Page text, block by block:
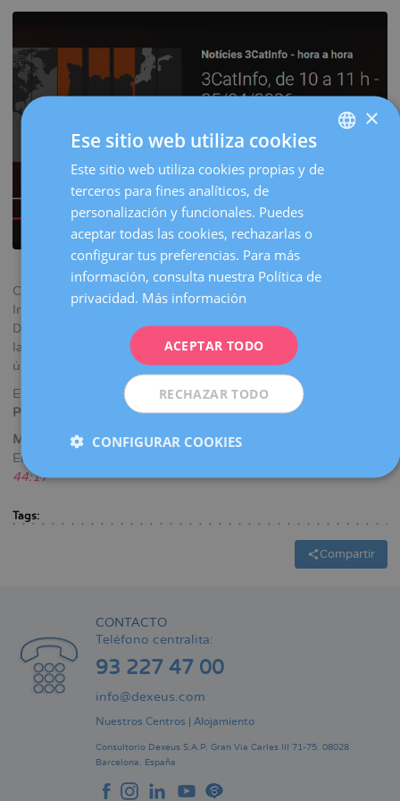
la
Catalunya Ràdio dedicó una pieza informativa al Congreso
Internacional de Medicina Reproductiva de la Fundación
Dexeus Mujer, destacando su apuesta por la investigación y
la colaboración internacional con el fin de trasladar los
últimos avances en este ámbito a la práctica clínica.
El informativo incluyó declaraciones en directo de
Polyzos
, presidente de la Fundación y director del Congreso.
Medio: 3CatINfo
Enlace:
44:17
Tags:
Compartir
CONTACTO
Teléfono centralita:
93 227 47 00
info@dexeus.com
Nuestros Centros Alojamiento
Consultorio Dexeus S.A.P. Gran Via Carles III 71-75. 08028
Barcelona. España
SPANISH
×
Ese sitio web utiliza cookies
Este sitio web utiliza cookies propias y de
terceros para fines analíticos, de
personalización y funcionales. Puedes
aceptar todas las cookies, rechazarlas o
configurar tus preferencias. Para más
información, consulta nuestra Política de
privacidad. Más información
ACEPTAR TODO
RECHAZAR TODO
CONFIGURAR COOKIES